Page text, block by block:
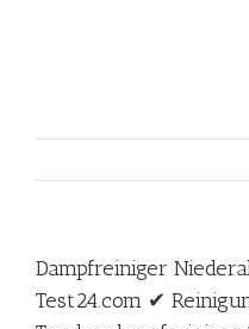
Dampfreiniger
Test24.com ✔